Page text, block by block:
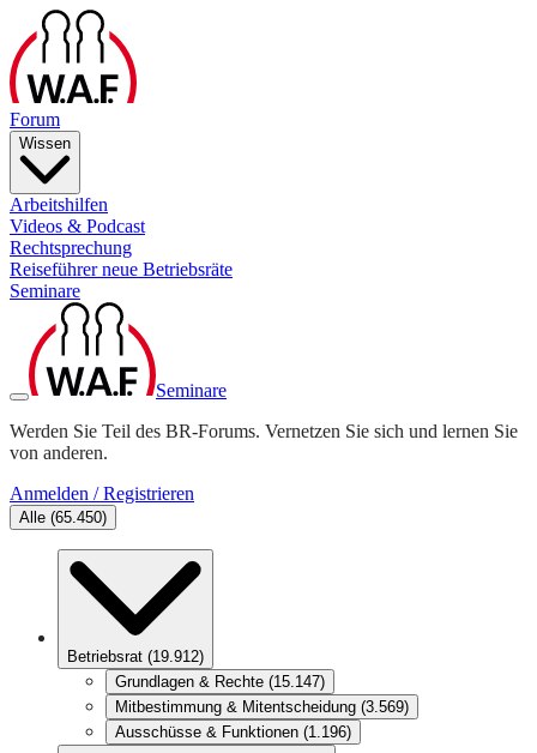
Forum
Wissen
Arbeitshilfen
Videos & Podcast
Rechtsprechung
Reiseführer neue Betriebsräte
Seminare
Seminare
Werden Sie Teil des BR-Forums. Vernetzen Sie sich und lernen Sie
von anderen.
Anmelden / Registrieren
Alle (65.450)
Betriebsrat (19.912)
Grundlagen & Rechte (15.147)
Mitbestimmung & Mitentscheidung (3.569)
Ausschüsse & Funktionen (1.196)